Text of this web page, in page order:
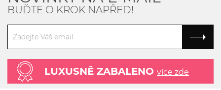
BUĎTE O KROK NAPŘED!
LUXUSNĚ ZABALENO více zde